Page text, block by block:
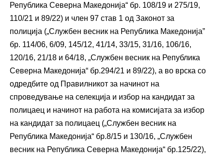
Република Северна Македонија“ бр. 108/19 и 275/19,
110/21 и 89/22) и член 97 став 1 од Законот за
полиција („Службен весник на Република Македонија”
бр. 114/06, 6/09, 145/12, 41/14, 33/15, 31/16, 106/16,
120/16, 21/18 и 64/18, „Службен весник на Република
Северна Македонија“ бр.294/21 и 89/22), а во врска со
одредбите од Правилникот за начинот на
спроведување на селекција и избор на кандидат за
полицаец и начинот на работа на комисијата за избор
на кандидат за полицаец („Службен весник на
Република Македонија“ бр.8/15 и 130/16, „Службен
весник на Република Северна Македонија“ бр.125/22),